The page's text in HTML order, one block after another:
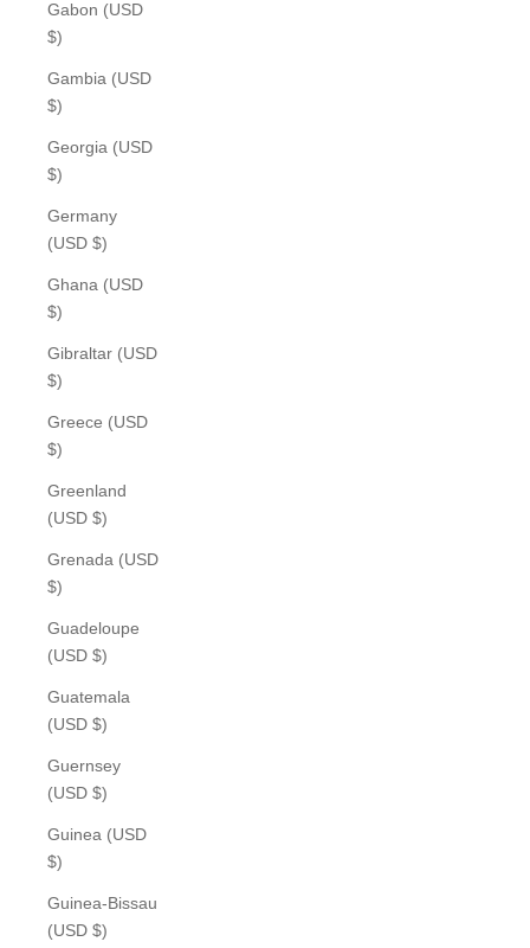
Gabon (USD
$)
Gambia (USD
$)
Georgia (USD
$)
Germany
(USD $)
Ghana (USD
$)
Gibraltar (USD
$)
Greece (USD
$)
Greenland
(USD $)
Grenada (USD
$)
Guadeloupe
(USD $)
Guatemala
(USD $)
Guernsey
(USD $)
Guinea (USD
$)
Guinea-Bissau
(USD $)